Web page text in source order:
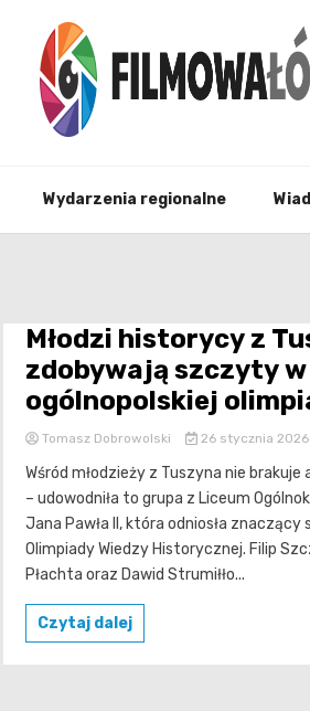
Wydarzenia regionalne
Młodzi historycy z
zdobywają szczyty w
ogólnopolskiej
Tomasz Dobrowolski 26 stycznia 2026
Wśród młodzieży z Tuszyna nie
– udowodniła to grupa z Liceum
Jana Pawła II, która odniosła znaczący
Olimpiady Wiedzy Historycznej. Filip
Płachta oraz Dawid Strumiłło...
Czytaj dalej